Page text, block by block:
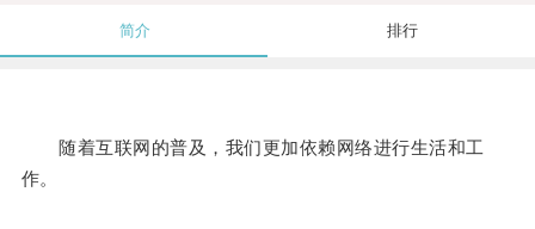
简介 排行
随着互联网的普及，我们更加依赖网络进行生活和工
作。